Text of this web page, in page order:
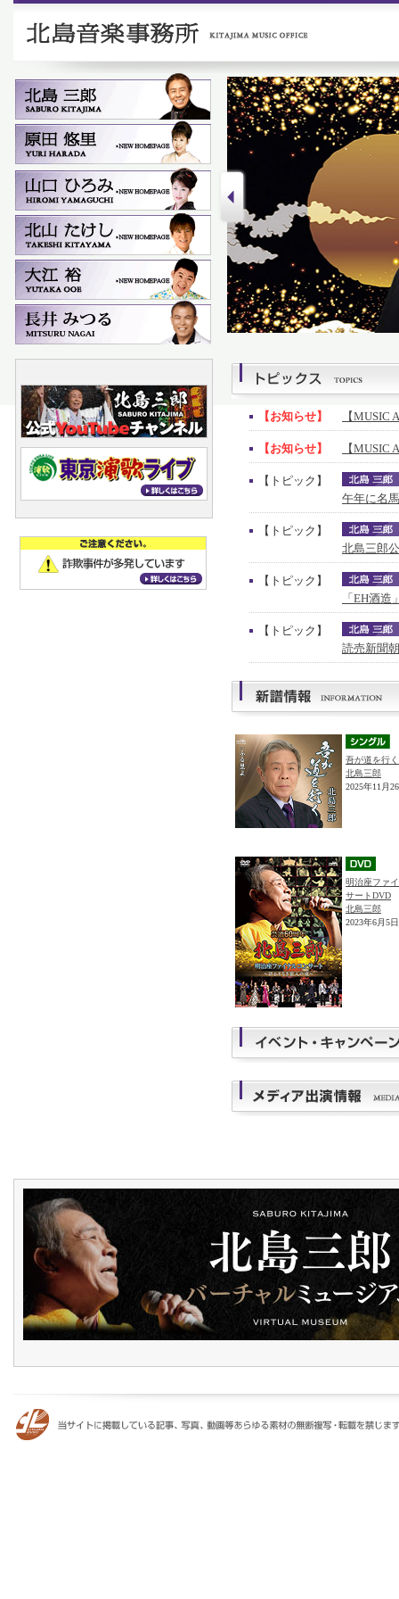
【お知らせ】 【MUSIC
【お知らせ】 【MUSIC
【トピック】
午年に名
【トピック】
北島三郎
【トピック】
「EH酒
【トピック】
読売新聞
吾が道を行く
北島三郎
2025年11月
明治座ファ
サートDVD
北島三郎
2023年6月5